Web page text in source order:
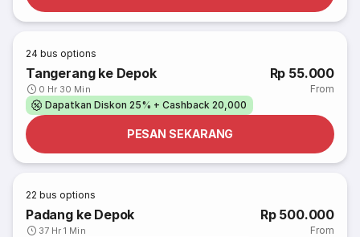
24 bus options
Tangerang ke Depok
0 Hr 30 Min
Rp 55.000
From
Dapatkan Diskon 25% + Cashback 20,000
PESAN SEKARANG
22 bus options
Padang ke Depok
37 Hr 1 Min
Rp 500.000
From